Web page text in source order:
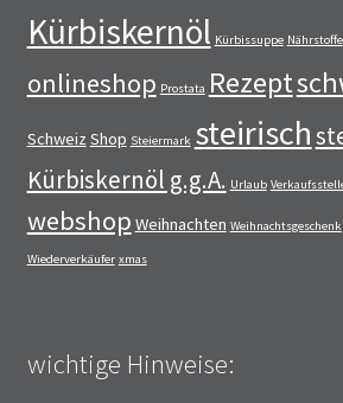
Kürbiskernöl Kürbissuppe Nährstoffe
onlineshop Prostata Rezept
Schweiz Shop Steiermark steirisch
Kürbiskernöl g.g.A. Urlaub
webshop Weihnachten Weihnachtsgeschenk
Wiederverkäufer xmas
wichtige Hinweise: